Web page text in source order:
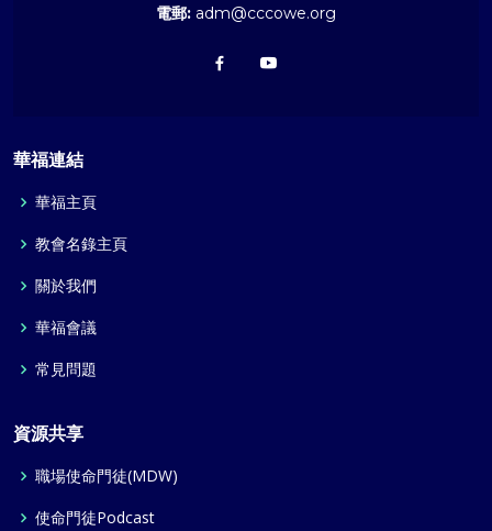
電郵: adm@cccowe.org
華福連結
華福主頁
教會名錄主頁
關於我們
華福會議
常見問題
資源共享
職場使命門徒(MDW)
使命門徒Podcast